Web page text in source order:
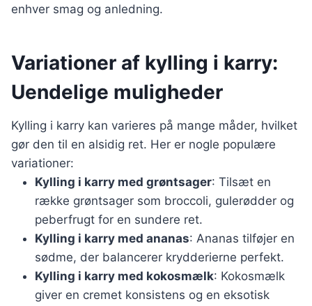
enhver smag og anledning.
Variationer af kylling i karry:
Uendelige muligheder
Kylling i karry kan varieres på mange måder, hvilket
gør den til en alsidig ret. Her er nogle populære
variationer:
Kylling i karry med grøntsager: Tilsæt en
række grøntsager som broccoli, gulerødder og
peberfrugt for en sundere ret.
Kylling i karry med ananas: Ananas tilføjer en
sødme, der balancerer krydderierne perfekt.
Kylling i karry med kokosmælk: Kokosmælk
giver en cremet konsistens og en eksotisk